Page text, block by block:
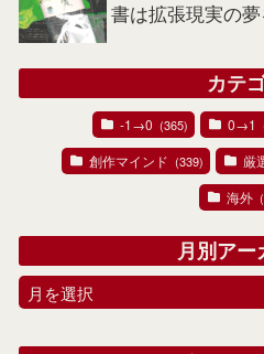
書は拡張現実の夢
カテ
-1→0 (365) 0→1
創作マインド (339) 厳
海外
月別アー
月を選択